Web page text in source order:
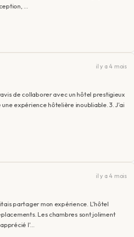
…
il y a 4 mois
de collaborer avec un hôtel prestigieux
expérience hôtelière inoubliable. 3. J'ai
il y a 4 mois
partager mon expérience. L'hôtel
Les chambres sont joliment
l'…